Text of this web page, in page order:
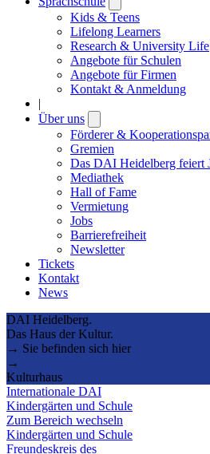
submenu
Kids & Teens
Lifelong Learners
Research & University Life
Angebote für Schulen
Angebote für Firmen
Kontakt & Anmeldung
|
Über uns
submenu
Förderer &
Gremien
Das DAI Heidelberg feiert
Mediathek
Hall of Fame
Vermietung
Jobs
Barrierefreiheit
Newsletter
Tickets
Kontakt
News
DAI Heidelberg.
Das Haus der Kultur.
→ Sie befinden sich hier
→
Kulturhaus
Internationale DAI
Kindergärten und Schule
Zum Bereich wechseln
Kindergärten und Schule
Freundeskreis des